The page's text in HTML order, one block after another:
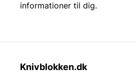
informationer til dig.
Knivblokken.dk